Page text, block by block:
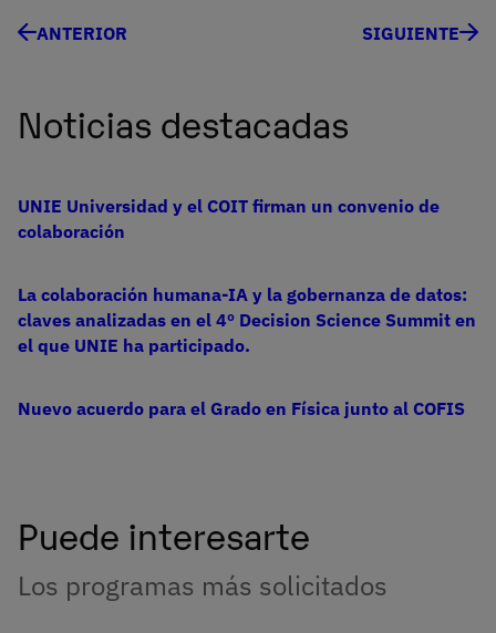
ANTERIOR SIGUIENTE
Noticias destacadas
UNIE Universidad y el COIT firman un convenio de
colaboración
La colaboración humana-IA y la gobernanza de datos:
claves analizadas en el 4º Decision Science Summit en
el que UNIE ha participado.
Nuevo acuerdo para el Grado en Física junto al COFIS
Puede interesarte
Los programas más solicitados